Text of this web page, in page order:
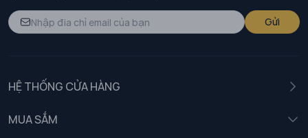
Gửi
HỆ THỐNG CỬA HÀNG
MUA SẮM